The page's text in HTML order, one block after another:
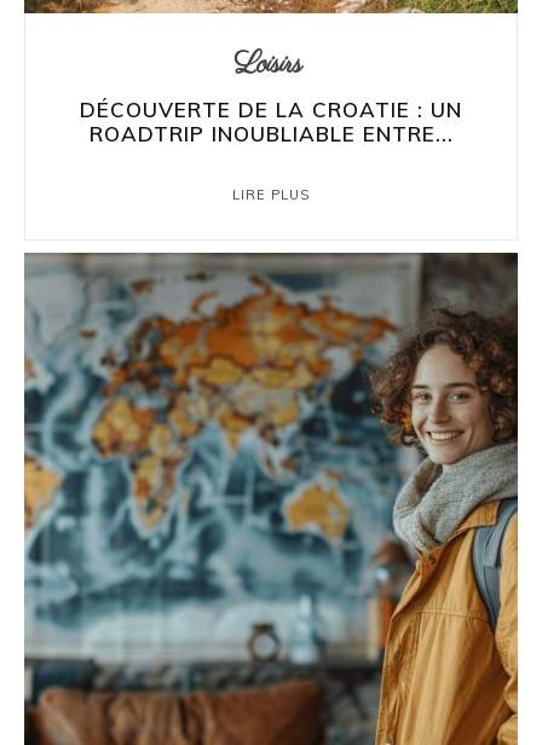
Loisirs
DÉCOUVERTE DE LA CROATIE : UN
ROADTRIP INOUBLIABLE ENTRE...
LIRE PLUS